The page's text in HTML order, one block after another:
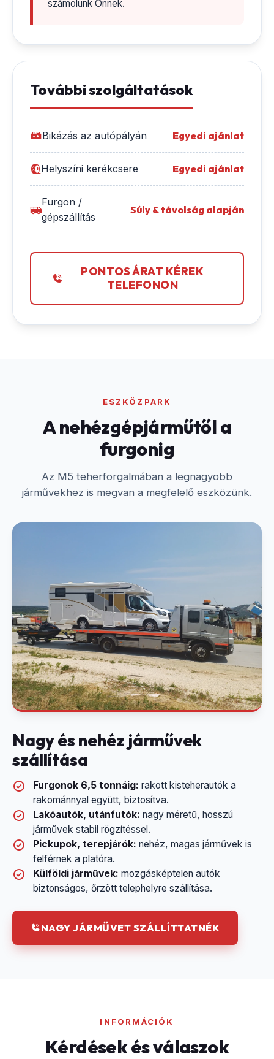
számolunk Önnek.
További szolgáltatások
Bikázás az autópályán Egyedi ajánlat
Helyszíni kerékcsere Egyedi ajánlat
Furgon /
gépszállítás
Súly & távolság alapján
PONTOS ÁRAT KÉREK
TELEFONON
ESZKÖZPARK
A nehézgépjárműtől a
furgonig
Az M5 teherforgalmában a legnagyobb
járművekhez is megvan a megfelelő eszközünk.
Nagy és nehéz járművek
szállítása
Furgonok 6,5 tonnáig: rakott kisteherautók a
rakománnyal együtt, biztosítva.
Lakóautók, utánfutók: nagy méretű, hosszú
járművek stabil rögzítéssel.
Pickupok, terepjárók: nehéz, magas járművek is
felférnek a platóra.
Külföldi járművek: mozgásképtelen autók
biztonságos, őrzött telephelyre szállítása.
NAGY JÁRMŰVET SZÁLLÍTTATNÉK
INFORMÁCIÓK
Kérdések és válaszok